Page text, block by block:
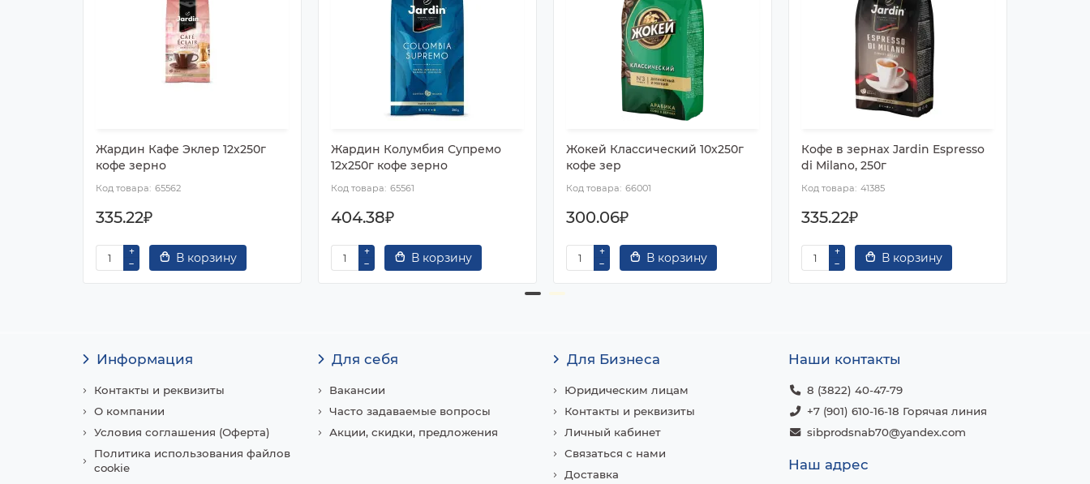
Жардин Кафе Эклер 12х250г
кофе зерно
65562
335.22₽
В корзину
Жардин Колумбия Супремо
12х250г кофе зерно
65561
404.38₽
В корзину
Жокей Классический 10х250г
кофе зер
66001
300.06₽
В корзину
Кофе в зернах Jardin Espresso
di Milano, 250г
41385
335.22₽
В корзину
Информация
Контакты и реквизиты
О компании
Условия соглашения (Оферта)
Политика использования файлов
cookie
Для себя
Вакансии
Часто задаваемые вопросы
Акции, скидки, предложения
Для Бизнеса
Юридическим лицам
Контакты и реквизиты
Личный кабинет
Связаться с нами
Доставка
Наши контакты
8 (3822) 40-47-79
+7 (901) 610-16-18 Горячая линия
sibprodsnab70@yandex.com
Наш адрес